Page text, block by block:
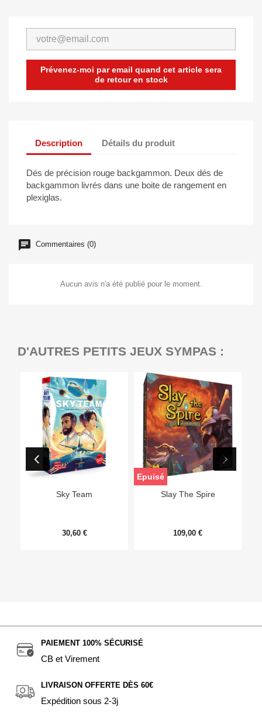
Prévenez-moi par email quand cet article sera
de retour en stock
Description Détails du produit
Dés de précision rouge backgammon. Deux dés de
backgammon livrés dans une boite de rangement en
plexiglas.
Commentaires (0)
Aucun avis n'a été publié pour le moment.
D'AUTRES PETITS JEUX SYMPAS :
Sky Team
30,60 €
Slay The Spire
109,00 €
Epuisé
PAIEMENT 100% SÉCURISÉ
CB et Virement
LIVRAISON OFFERTE DÈS 60€
Expédition sous 2-3j